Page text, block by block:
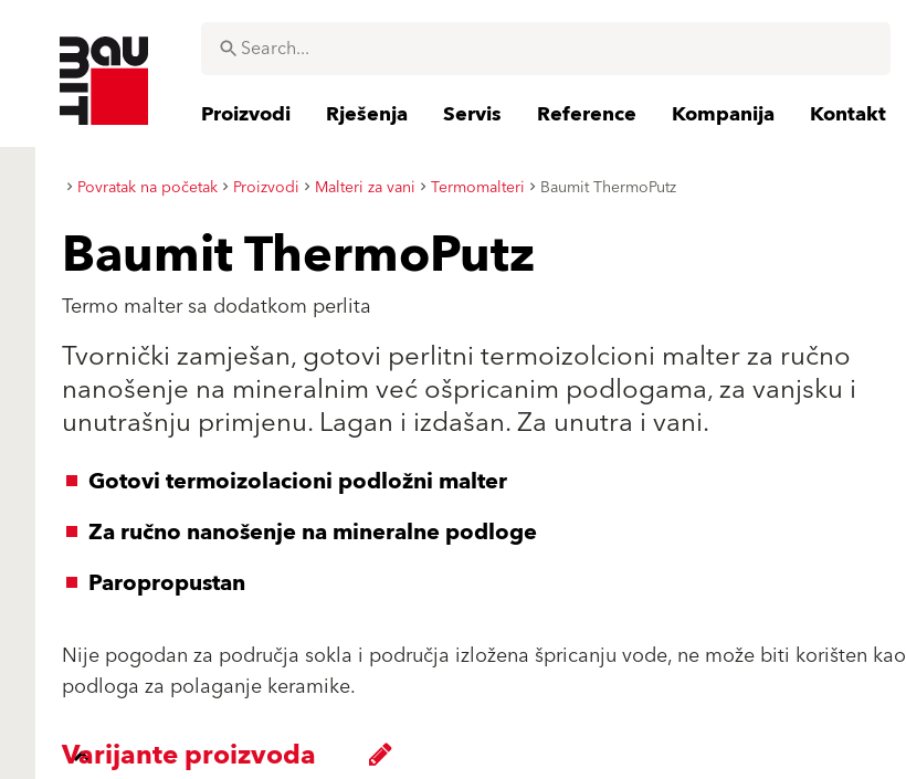
Proizvodi Rješenja Servis Reference Kompanija Kontakt
Povratak na početak Proizvodi Malteri za vani Termomalteri Baumit ThermoPutz
Baumit ThermoPutz
Termo malter sa dodatkom perlita
Tvornički zamješan, gotovi perlitni termoizolcioni malter za ručno
nanošenje na mineralnim već ošpricanim podlogama, za vanjsku i
unutrašnju primjenu. Lagan i izdašan. Za unutra i vani.
Gotovi termoizolacioni podložni malter
Za ručno nanošenje na mineralne podloge
Paropropustan
Nije pogodan za područja sokla i područja izložena špricanju vode, ne može biti korišten kao
podloga za polaganje keramike.
Varijante proizvoda